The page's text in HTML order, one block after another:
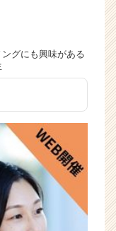
グにも興味がある